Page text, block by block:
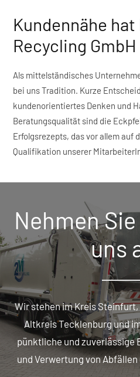
Kundennähe hat
Recycling
Als mittelständisches
bei uns Tradition. Kurze
kundenorientiertes Denken und
Beratungsqualität sind die
Erfolgsrezepts, das vor allem auf
Qualifikation unserer
Nehmen
uns
Wir stehen im Kreis
Altkreis Tecklenburg und
pünktliche und zuverlässige
und Verwertung von